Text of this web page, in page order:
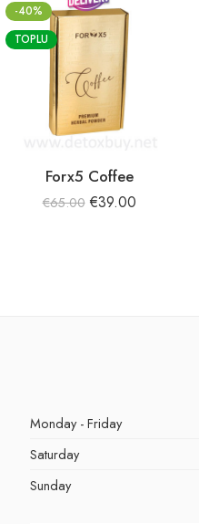
-40%
TOPLU
Forx5 Coffee
€65.00 €39.00
Monday - Friday
Saturday
Sunday